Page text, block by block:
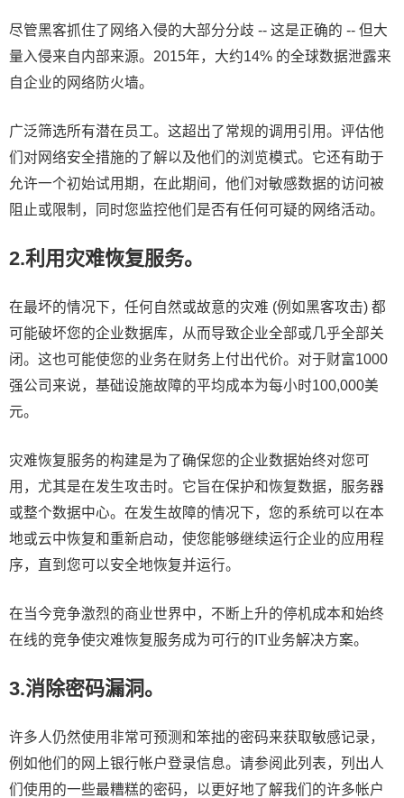
尽管黑客抓住了网络入侵的大部分分歧 -- 这是正确的 -- 但大
量入侵来自内部来源。2015年，大约14% 的全球数据泄露来
自企业的网络防火墙。
广泛筛选所有潜在员工。这超出了常规的调用引用。评估他
们对网络安全措施的了解以及他们的浏览模式。它还有助于
允许一个初始试用期，在此期间，他们对敏感数据的访问被
阻止或限制，同时您监控他们是否有任何可疑的网络活动。
2.利用灾难恢复服务。
在最坏的情况下，任何自然或故意的灾难 (例如黑客攻击) 都
可能破坏您的企业数据库，从而导致企业全部或几乎全部关
闭。这也可能使您的业务在财务上付出代价。对于财富1000
强公司来说，基础设施故障的平均成本为每小时100,000美
元。
灾难恢复服务的构建是为了确保您的企业数据始终对您可
用，尤其是在发生攻击时。它旨在保护和恢复数据，服务器
或整个数据中心。在发生故障的情况下，您的系统可以在本
地或云中恢复和重新启动，使您能够继续运行企业的应用程
序，直到您可以安全地恢复并运行。
在当今竞争激烈的商业世界中，不断上升的停机成本和始终
在线的竞争使灾难恢复服务成为可行的IT业务解决方案。
3.消除密码漏洞。
许多人仍然使用非常可预测和笨拙的密码来获取敏感记录，
例如他们的网上银行帐户登录信息。请参阅此列表，列出人
们使用的一些最糟糕的密码，以更好地了解我们的许多帐户